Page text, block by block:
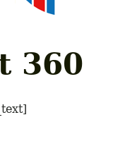
gastropubit
360